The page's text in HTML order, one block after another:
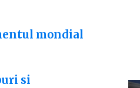
mondial
si